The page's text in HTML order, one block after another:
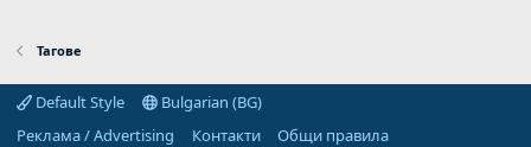
Тагове
Default Style
Bulgarian (BG)
Реклама / Advertising
Контакти
Общи правила